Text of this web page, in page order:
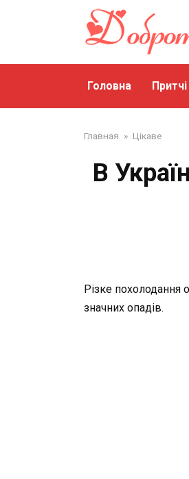
Головна Притчі
Главная » Цікаве
В
Різке похолодання
значних опадів.